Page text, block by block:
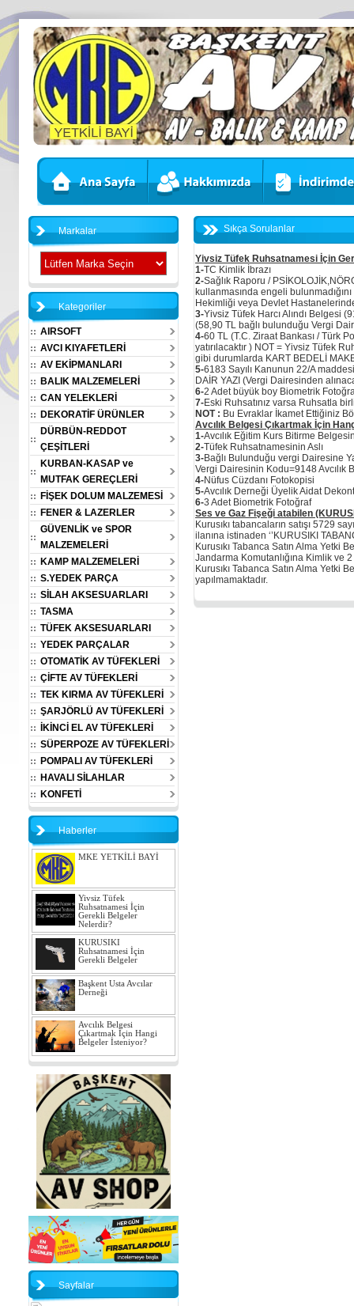
Markalar
Kategoriler
AIRSOFT
AVCI KIYAFETLERİ
AV EKİPMANLARI
BALIK MALZEMELERİ
CAN YELEKLERİ
DEKORATİF ÜRÜNLER
DÜRBÜN-REDDOT
ÇEŞİTLERİ
KURBAN-KASAP ve
MUTFAK GEREÇLERİ
FİŞEK DOLUM MALZEMESİ
FENER & LAZERLER
GÜVENLİK ve SPOR
MALZEMELERİ
KAMP MALZEMELERİ
S.YEDEK PARÇA
SİLAH AKSESUARLARI
TASMA
TÜFEK AKSESUARLARI
YEDEK PARÇALAR
OTOMATİK AV TÜFEKLERİ
ÇİFTE AV TÜFEKLERİ
TEK KIRMA AV TÜFEKLERİ
ŞARJÖRLÜ AV TÜFEKLERİ
İKİNCİ EL AV TÜFEKLERİ
SÜPERPOZE AV TÜFEKLERİ
POMPALI AV TÜFEKLERİ
HAVALI SİLAHLAR
KONFETİ
Haberler
MKE YETKİLİ BAYİ
Yivsiz Tüfek
Ruhsatnamesi İçin
Gerekli Belgeler
Nelerdir?
KURUSIKI
Ruhsatnamesi İçin
Gerekli Belgeler
Başkent Usta Avcılar
Derneği
Avcılık Belgesi
Çıkartmak İçin Hangi
Belgeler İsteniyor?
Sayfalar
Sıkça Sorulanlar
Yivsiz Tüfek Ruhsatnamesi İçin
1-TC Kimlik İbrazı
2-Sağlık Raporu /
kullanmasında engeli
Hekimliği veya Devlet
3-Yivsiz Tüfek Harcı Alındı Belgesi
(58,90 TL bağlı bulunduğu Vergi
4-60 TL (T.C. Ziraat Bankası / Türk
yatırılacaktır ) NOT = Yivsiz Tüfek
gibi durumlarda KART BEDELİ
5-6183 Sayılı Kanunun 22/A
DAİR YAZI (Vergi Dairesinden
6-2 Adet büyük boy Biometrik
7-Eski Ruhsatınız varsa Ruhsatla
NOT : Bu Evraklar İkamet Ettiğiniz
Avcılık Belgesi Çıkartmak İçin
1-Avcılık Eğitim Kurs Bitirme
2-Tüfek Ruhsatnamesinin Aslı
3-Bağlı Bulunduğu vergi Dairesine
Vergi Dairesinin Kodu=9148 Avcılık
4-Nüfus Cüzdanı Fotokopisi
5-Avcılık Derneği Üyelik Aidat
6-3 Adet Biometrik Fotoğraf
Ses ve Gaz Fişeği atabilen
Kurusıkı tabancaların satışı 5729
ilanına istinaden ‘’KURUSIKI
Kurusıkı Tabanca Satın Alma Yetki
Jandarma Komutanlığına Kimlik ve
Kurusıkı Tabanca Satın Alma Yetki
yapılmamaktadır.
Silikon Yem
Anason
av15294
TL
98.00 TL
2.00 TL
Oskar Boili Yüzen Silikon Yem
20mm Yeşil Kan Kokulu-
av15293
Fiyatı :100.00
%2Havale/EFT :98.00
2.00
Oskar Boili Yüzen Silikon
20mm Kırmızı Kan Kokulu-
av15292
Fiyatı :100.00 TL
Kazancınız :2.00